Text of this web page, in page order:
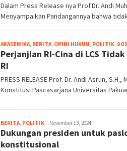
Dalam Press Release nya Prof.Dr. Andi
Menyampaikan Pandangannya bahwa
AKADEMIKA, BERITA, OPINI HUKUM, POLITIK,
Perjanjian RI-Cina di LCS
RI
PRESS RELEASE Prof. Dr. Andi Asrun, S.H.,
Konstitusi Pascasarjana Universitas
BERITA, POLITIK Bayu
Hidayah
November 13, 2024
Dukungan presiden untuk
konstitusional